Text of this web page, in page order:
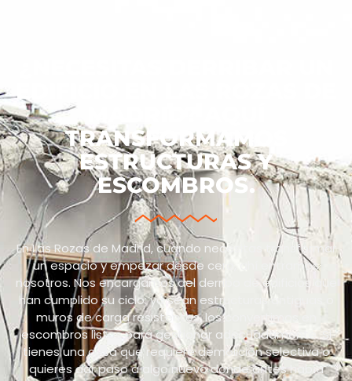
EDIFICIO EN LAS ROZAS DE
TRANSFORMAMOS
ESTRUCTURAS Y
ESCOMBROS.
En Las Rozas de Madrid, cuando necesitas transformar
un espacio y empezar desde cero, ahí entramos
nosotros. Nos encargamos del derribo de edificios que
han cumplido su ciclo: ya sean estructuras antiguas o
muros de carga resistentes, los convertimos en
escombros listos para gestionar adecuadamente. Si
tienes una casa que requiere demolición selectiva o
quieres dar paso a algo nuevo donde antes había